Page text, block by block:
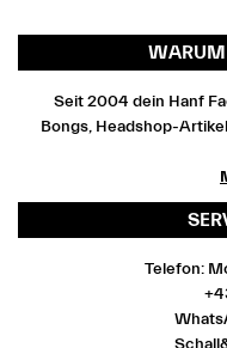
WARUM
Seit 2004 dein Hanf
Bongs, Headshop-
Telefon: